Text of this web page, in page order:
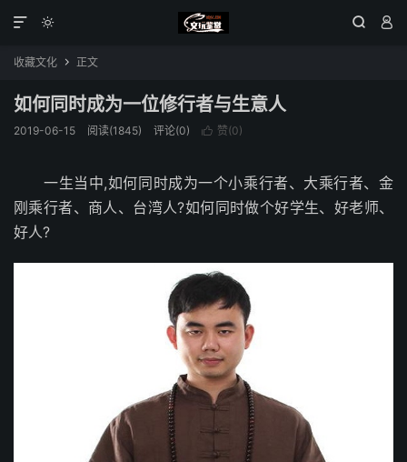
  

收藏文化  正文
如何同时成为一位修行者与生意人
2019-06-15 阅读(1845) 评论(0)  赞(0)
一生当中,如何同时成为一个小乘行者、大乘行者、金
刚乘行者、商人、台湾人?如何同时做个好学生、好老师、
好人?